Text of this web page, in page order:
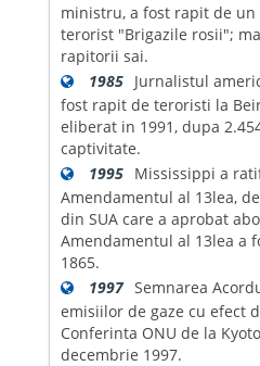
ministru, a fost rapit de
terorist "Brigazile rosii";
rapitorii sai.
1985 Jurnalistul
fost rapit de teroristi la
eliberat in 1991, dupa
captivitate.
1995 Mississippi a
Amendamentul al 13lea,
din SUA care a aprobat
Amendamentul al 13lea a
1865.
1997 Semnarea
emisiilor de gaze cu efect
Conferinta ONU de la
decembrie 1997.